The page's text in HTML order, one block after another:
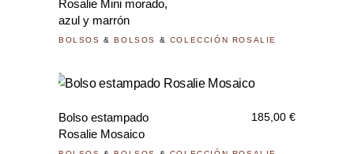
Rosalie Mini morado,
azul y marrón
BOLSOS &BOLSOS & COLECCIÓN ROSALIE
Bolso estampado
Rosalie Mosaico
185,00 €